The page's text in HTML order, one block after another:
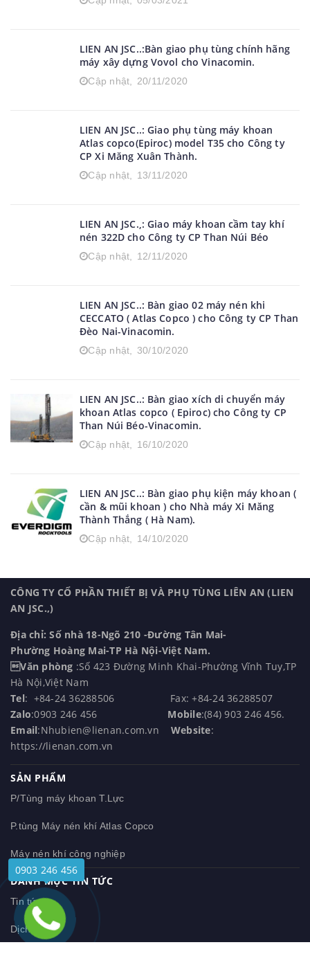
LIEN AN JSC..:Bàn giao phụ tùng chính hãng
máy xây dựng Vovol cho Vinacomin.
Cập nhật, 20/11/2020
LIEN AN JSC..: Giao phụ tùng máy khoan
Atlas copco(Epiroc) model T35 cho Công ty
CP Xi Măng Xuân Thành.
Cập nhật, 13/11/2020
LIEN AN JSC.,: Giao máy khoan cầm tay khí
nén 322D cho Công ty CP Than Núi Béo
Cập nhật, 12/11/2020
LIEN AN JSC..: Bàn giao 02 máy nén khi
CECCATO ( Atlas Copco ) cho Công ty CP Than
Đèo Nai-Vinacomin.
Cập nhật, 30/10/2020
LIEN AN JSC..: Bàn giao xích di chuyển máy
khoan Atlas copco ( Epiroc) cho Công ty CP
Than Núi Béo-Vinacomin.
Cập nhật, 16/10/2020
LIEN AN JSC..: Bàn giao phụ kiện máy khoan (
cần & mũi khoan ) cho Nhà máy Xi Măng
Thành Thắng ( Hà Nam).
Cập nhật, 14/10/2020
CÔNG TY CỔ PHẦN THIẾT BỊ VÀ PHỤ TÙNG LIÊN AN (LIEN
AN JSC.,)
Địa chỉ: Số nhà 18-Ngõ 210 -Đường Tân Mai-
Phường Hoàng Mai-TP Hà Nội-Việt Nam.
Văn phòng :Số 423 Đường Minh Khai-Phường Vĩnh Tuy,TP
Hà Nội,Việt Nam
Tel: +84-24 36288506 Fax: +84-24 36288507
Zalo:0903 246 456 Mobile:(84) 903 246 456.
Email:Nhubien@lienan.com.vn Website:
https://lienan.com.vn
SẢN PHẨM
P/Tùng máy khoan T.Lực
P.tùng Máy nén khí Atlas Copco
Máy nén khí công nghiệp
DANH MỤC TIN TỨC
Tin tức
Dịch vụ
0903 246 456